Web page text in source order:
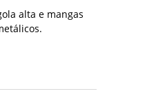
alta e mangas